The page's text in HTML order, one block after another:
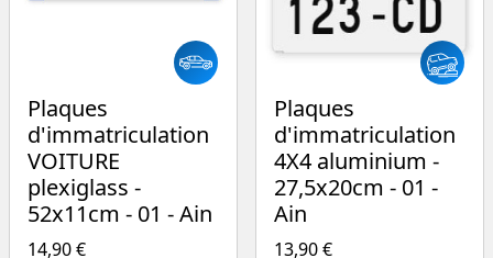
Plaques
d'immatriculation
VOITURE
plexiglass -
52x11cm - 01 - Ain
14,90 €
Plaques
d'immatriculation
4X4 aluminium -
27,5x20cm - 01 -
Ain
13,90 €